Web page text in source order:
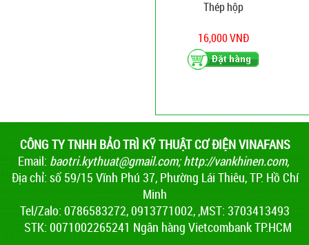
Thép hộp
16,000 VNĐ
CÔNG TY TNHH BẢO TRÌ KỸ THUẬT CƠ ĐIỆN VINAFANS
Email: baotri.kythuat@gmail.com;http://vankhinen.com,
Địa chỉ: số 59/15 Vĩnh Phú 37, Phường Lái Thiêu, TP. Hồ Chí
Minh
Tel/Zalo: 0786583272, 0913771002, ,MST: 3703413493
STK: 0071002265241 Ngân hàng Vietcombank TP.HCM